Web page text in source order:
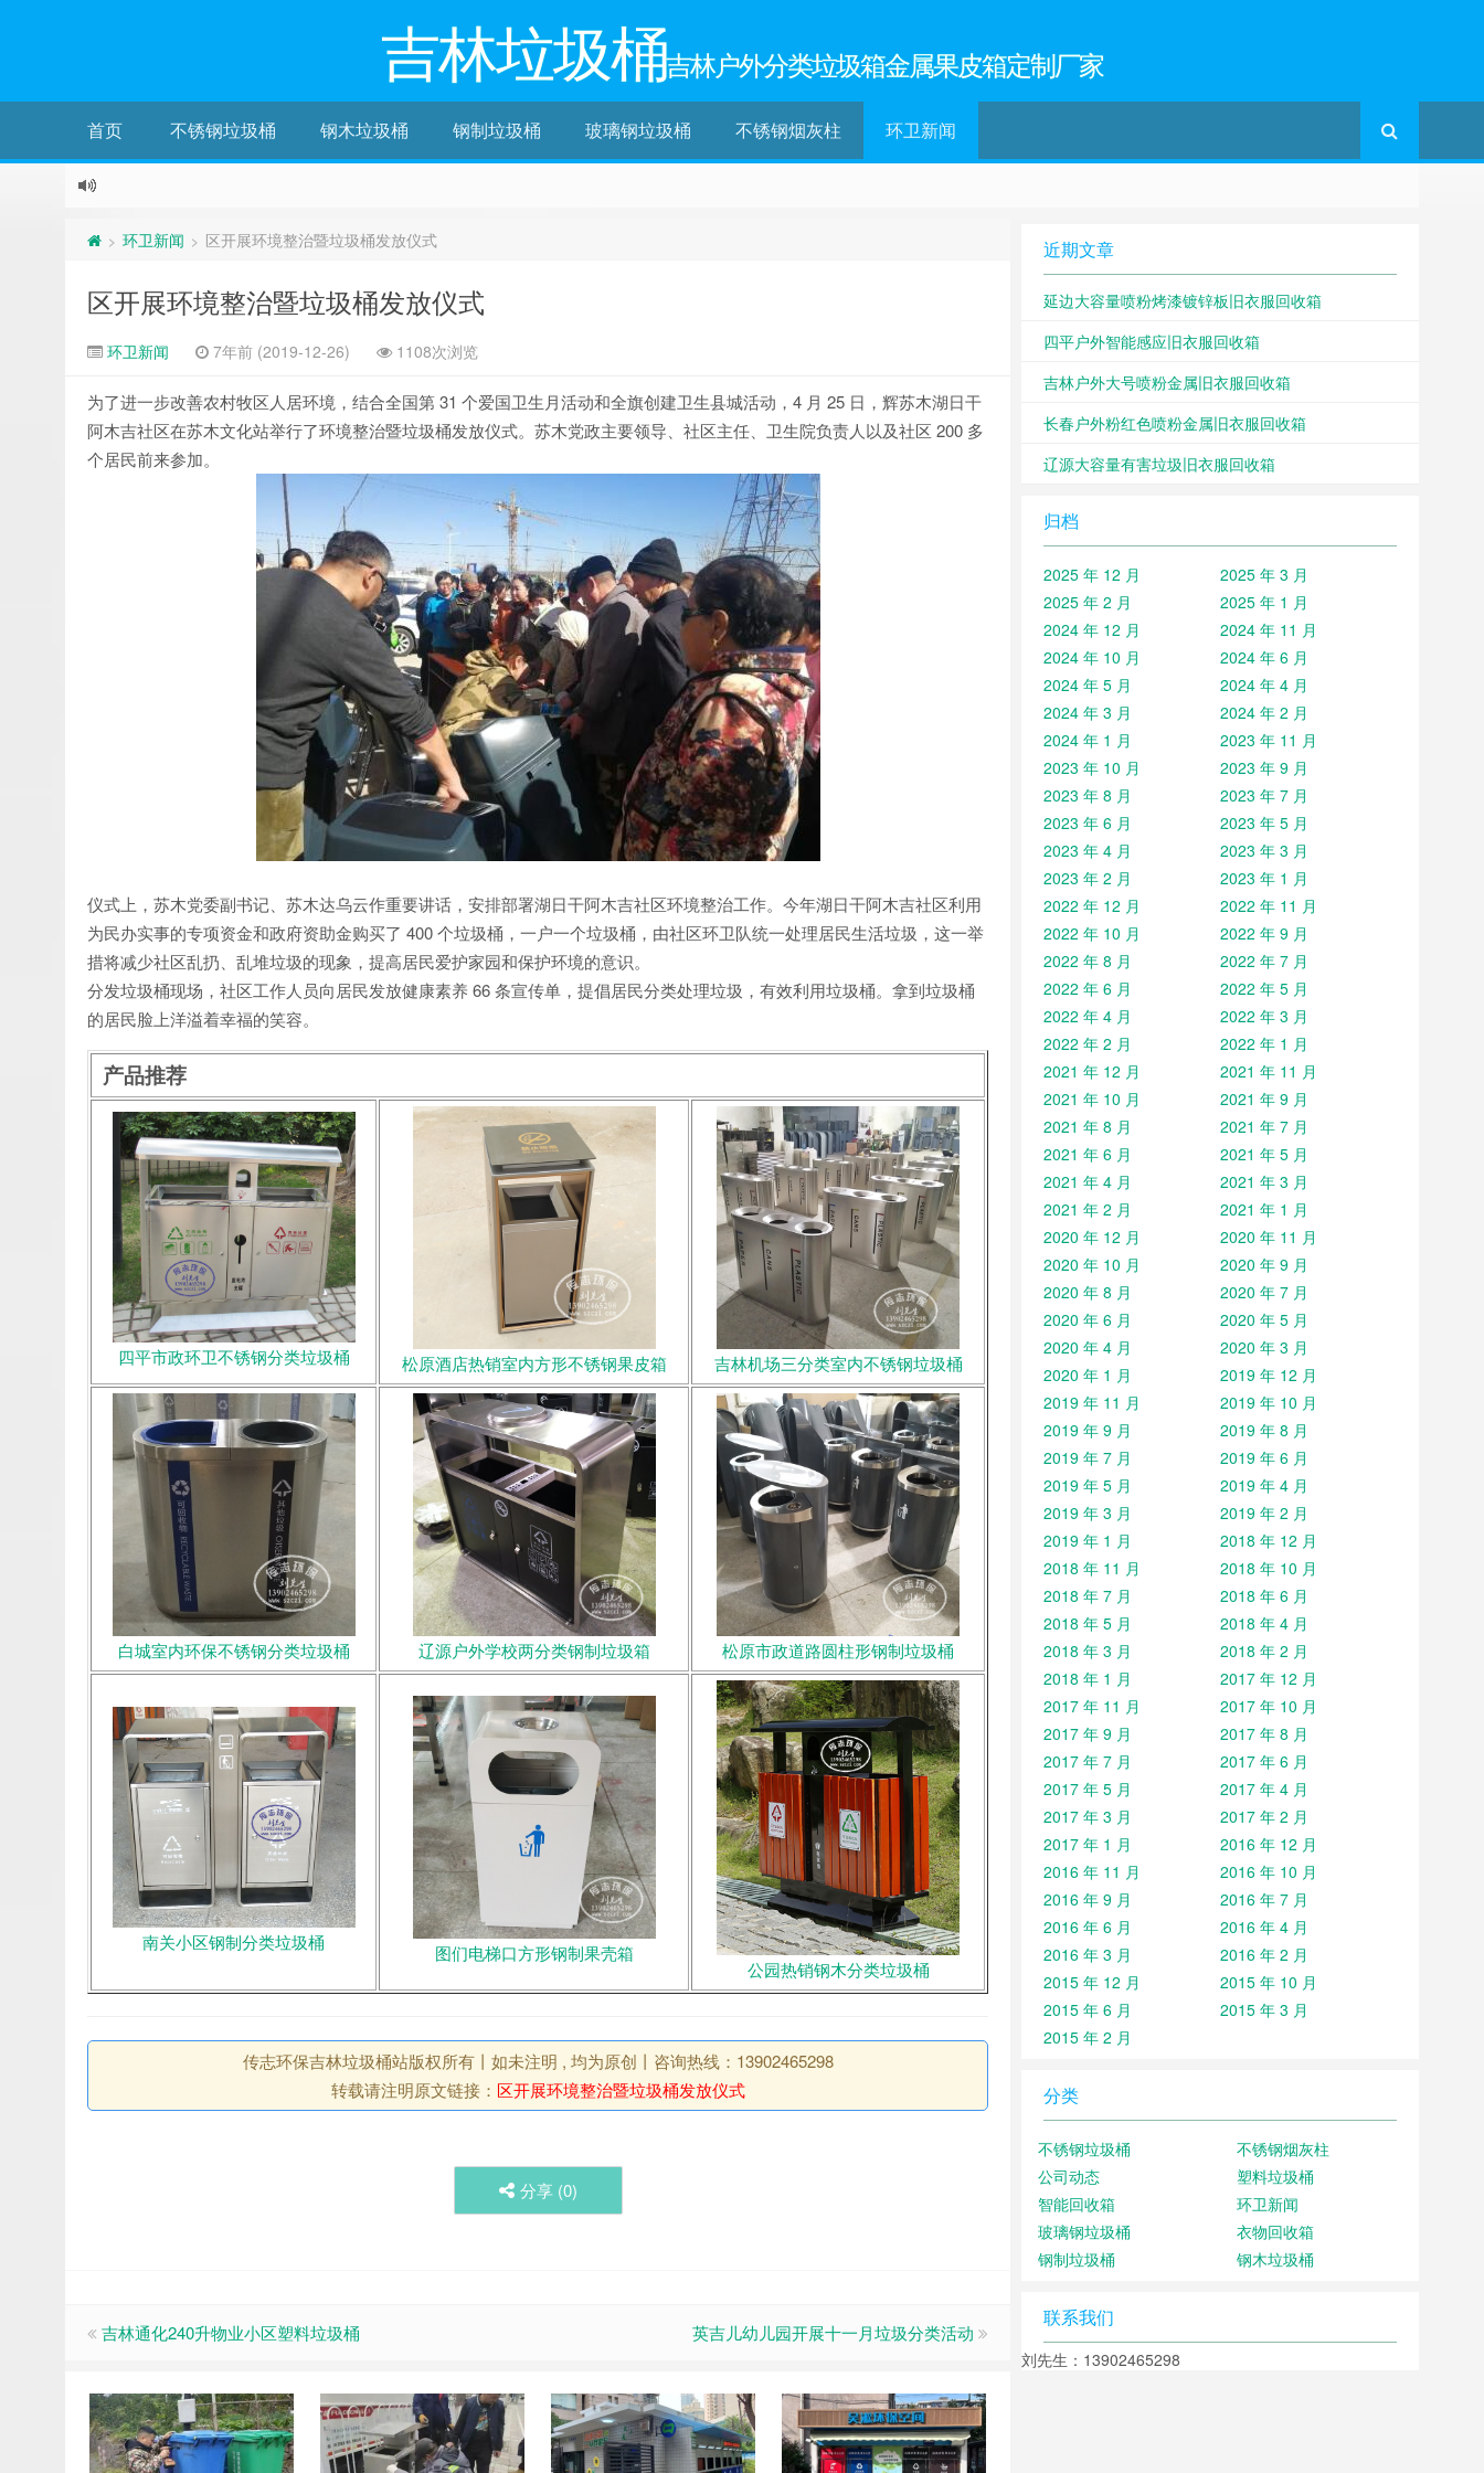
吉林垃圾桶吉林户外分类垃圾箱金属果皮箱定制厂家
首页 不锈钢垃圾桶 钢木垃圾桶 钢制垃圾桶 玻璃钢垃圾桶 不锈钢烟灰柱 环卫新闻
> 环卫新闻 > 区开展环境整治暨垃圾桶发放仪式
区开展环境整治暨垃圾桶发放仪式
环卫新闻 7年前 (2019-12-26) 1108次浏览
为了进一步改善农村牧区人居环境，结合全国第 31 个爱国卫生月活动和全旗创建卫生县城活动，4 月 25 日，辉苏木湖日干
阿木吉社区在苏木文化站举行了环境整治暨垃圾桶发放仪式。苏木党政主要领导、社区主任、卫生院负责人以及社区 200 多
个居民前来参加。
仪式上，苏木党委副书记、苏木达乌云作重要讲话，安排部署湖日干阿木吉社区环境整治工作。今年湖日干阿木吉社区利用
为民办实事的专项资金和政府资助金购买了 400 个垃圾桶，一户一个垃圾桶，由社区环卫队统一处理居民生活垃圾，这一举
措将减少社区乱扔、乱堆垃圾的现象，提高居民爱护家园和保护环境的意识。
分发垃圾桶现场，社区工作人员向居民发放健康素养 66 条宣传单，提倡居民分类处理垃圾，有效利用垃圾桶。拿到垃圾桶
的居民脸上洋溢着幸福的笑容。
产品推荐
四平市政环卫不锈钢分类垃圾桶 松原酒店热销室内方形不锈钢果皮箱 吉林机场三分类室内不锈钢垃圾桶
白城室内环保不锈钢分类垃圾桶 辽源户外学校两分类钢制垃圾箱 松原市政道路圆柱形钢制垃圾桶
南关小区钢制分类垃圾桶 图们电梯口方形钢制果壳箱
公园热销钢木分类垃圾桶
传志环保吉林垃圾桶站版权所有丨如未注明 , 均为原创丨咨询热线：13902465298
转载请注明原文链接： 区开展环境整治暨垃圾桶发放仪式
分享 (0)
吉林通化240升物业小区塑料垃圾桶 英吉儿幼儿园开展十一月垃圾分类活动
近期文章
延边大容量喷粉烤漆镀锌板旧衣服回收箱
四平户外智能感应旧衣服回收箱
吉林户外大号喷粉金属旧衣服回收箱
长春户外粉红色喷粉金属旧衣服回收箱
辽源大容量有害垃圾旧衣服回收箱
归档
2025 年 12 月
2025 年 3 月
2025 年 2 月
2025 年 1 月
2024 年 12 月
2024 年 11 月
2024 年 10 月
2024 年 6 月
2024 年 5 月
2024 年 4 月
2024 年 3 月
2024 年 2 月
2024 年 1 月
2023 年 11 月
2023 年 10 月
2023 年 9 月
2023 年 8 月
2023 年 7 月
2023 年 6 月
2023 年 5 月
2023 年 4 月
2023 年 3 月
2023 年 2 月
2023 年 1 月
2022 年 12 月
2022 年 11 月
2022 年 10 月
2022 年 9 月
2022 年 8 月
2022 年 7 月
2022 年 6 月
2022 年 5 月
2022 年 4 月
2022 年 3 月
2022 年 2 月
2022 年 1 月
2021 年 12 月
2021 年 11 月
2021 年 10 月
2021 年 9 月
2021 年 8 月
2021 年 7 月
2021 年 6 月
2021 年 5 月
2021 年 4 月
2021 年 3 月
2021 年 2 月
2021 年 1 月
2020 年 12 月
2020 年 11 月
2020 年 10 月
2020 年 9 月
2020 年 8 月
2020 年 7 月
2020 年 6 月
2020 年 5 月
2020 年 4 月
2020 年 3 月
2020 年 1 月
2019 年 12 月
2019 年 11 月
2019 年 10 月
2019 年 9 月
2019 年 8 月
2019 年 7 月
2019 年 6 月
2019 年 5 月
2019 年 4 月
2019 年 3 月
2019 年 2 月
2019 年 1 月
2018 年 12 月
2018 年 11 月
2018 年 10 月
2018 年 7 月
2018 年 6 月
2018 年 5 月
2018 年 4 月
2018 年 3 月
2018 年 2 月
2018 年 1 月
2017 年 12 月
2017 年 11 月
2017 年 10 月
2017 年 9 月
2017 年 8 月
2017 年 7 月
2017 年 6 月
2017 年 5 月
2017 年 4 月
2017 年 3 月
2017 年 2 月
2017 年 1 月
2016 年 12 月
2016 年 11 月
2016 年 10 月
2016 年 9 月
2016 年 7 月
2016 年 6 月
2016 年 4 月
2016 年 3 月
2016 年 2 月
2015 年 12 月
2015 年 10 月
2015 年 6 月
2015 年 3 月
2015 年 2 月
分类
不锈钢垃圾桶
不锈钢烟灰柱
公司动态
塑料垃圾桶
智能回收箱
环卫新闻
玻璃钢垃圾桶
衣物回收箱
钢制垃圾桶
钢木垃圾桶
联系我们
刘先生：13902465298